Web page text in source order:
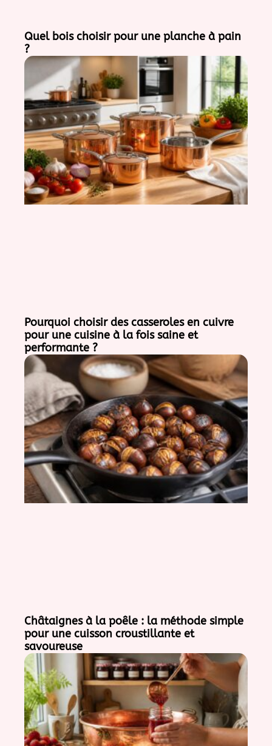
Quel bois choisir pour une planche à pain
?
Pourquoi choisir des casseroles en cuivre
pour une cuisine à la fois saine et
performante ?
Châtaignes à la poêle : la méthode simple
pour une cuisson croustillante et
savoureuse